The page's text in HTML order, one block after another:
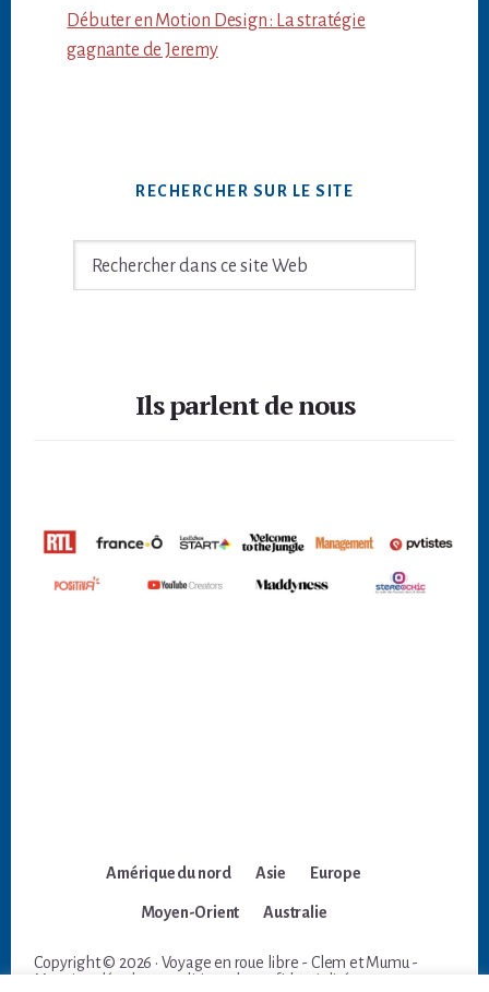
Débuter en Motion Design : La stratégie
gagnante de Jeremy
RECHERCHER SUR LE SITE
Rechercher
Ils parlent de nous
Amérique du nord Asie Europe
Moyen-Orient Australie
Copyright © 2026 · Voyage en roue libre - Clem et Mumu -
Mentions légales et politique de confidentialité